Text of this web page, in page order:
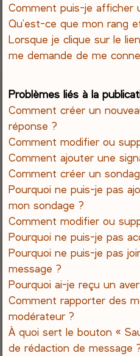
Comment puis-je afficher
Qu’est-ce que mon rang
Lorsque je clique sur le lien
me demande de me
Problèmes liés à la
Comment créer un
réponse ?
Comment modifier ou
Comment ajouter une
Comment créer un
Pourquoi ne puis-je pas
mon sondage ?
Comment modifier ou
Pourquoi ne puis-je pas
Pourquoi ne puis-je pas
message ?
Pourquoi ai-je reçu un
Comment rapporter des
modérateur ?
À quoi sert le bouton «
de rédaction de message